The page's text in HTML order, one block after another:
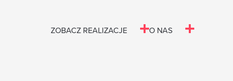
ZOBACZ REALIZACJE O NAS